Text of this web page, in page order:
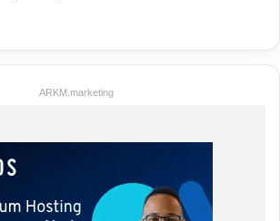
ARKM.marketing